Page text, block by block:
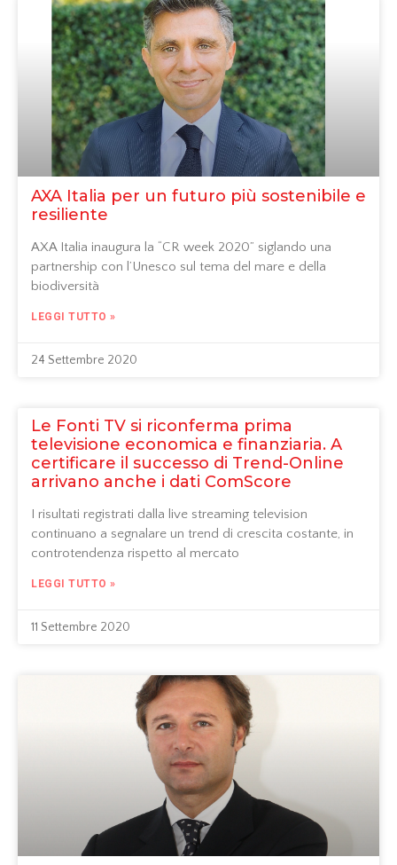
AXA Italia per un futuro più sostenibile e
resiliente
AXA Italia inaugura la “CR week 2020” siglando una
partnership con l’Unesco sul tema del mare e della
biodiversità
LEGGI TUTTO »
24 Settembre 2020
Le Fonti TV si riconferma prima
televisione economica e finanziaria. A
certificare il successo di Trend-Online
arrivano anche i dati ComScore
I risultati registrati dalla live streaming television
continuano a segnalare un trend di crescita costante, in
controtendenza rispetto al mercato
LEGGI TUTTO »
11 Settembre 2020